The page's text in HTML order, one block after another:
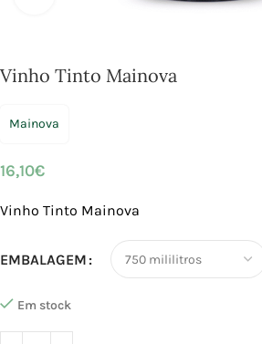
Vinho Tinto Mainova
Mainova
16,10€
Vinho Tinto Mainova
EMBALAGEM
Em stock